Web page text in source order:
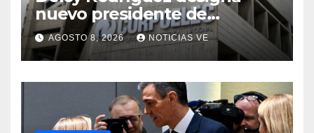
nuevo presidente de
Corpoelec y nuevo
viceministro de Servicios
Eléctricos
AGOSTO 8, 2026 NOTICIAS VE